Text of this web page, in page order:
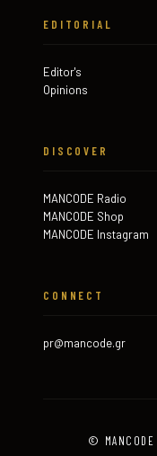
EDITORIAL
Editor's
Opinions
DISCOVER
MANCODE Radio
MANCODE Shop
MANCODE Instagram
CONNECT
pr@mancode.gr
© MANCODE